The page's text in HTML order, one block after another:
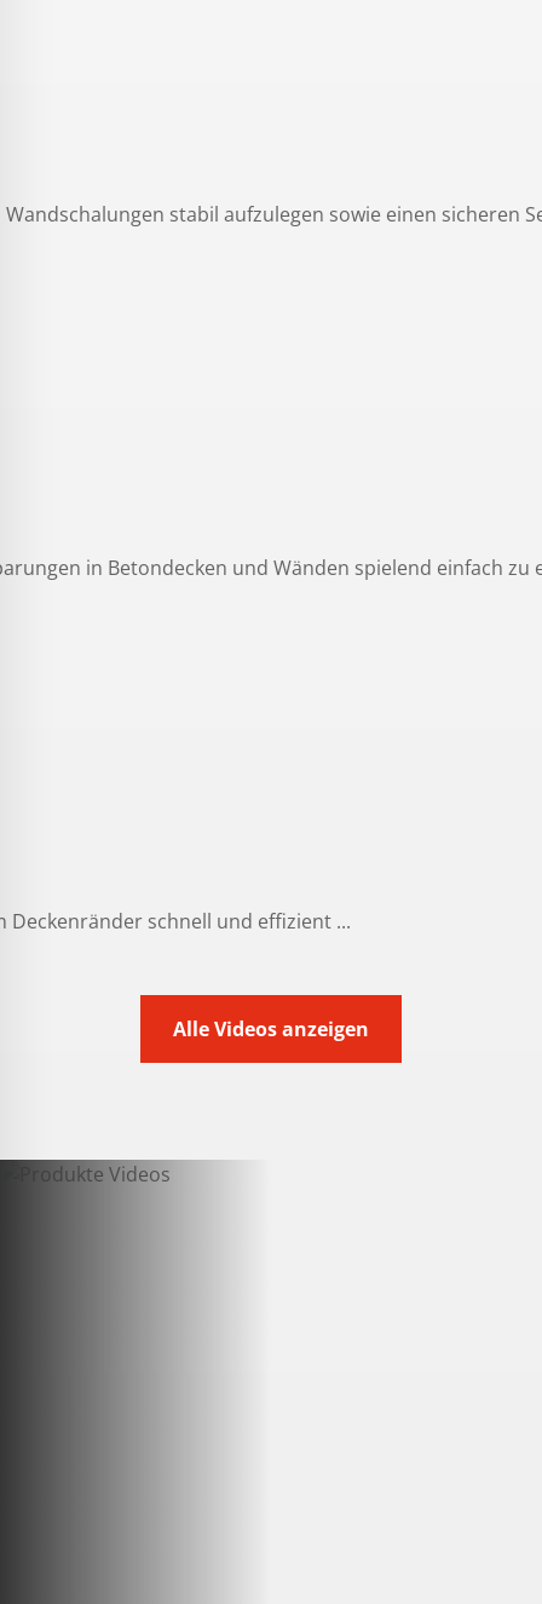
stabil aufzulegen sowie einen sicheren
in Betondecken und Wänden spielend einfach zu
schnell und effizient ...
Alle Videos anzeigen